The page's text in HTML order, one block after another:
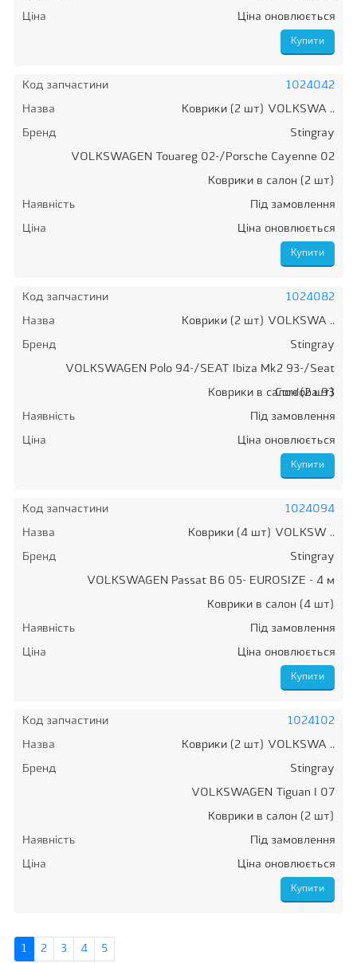
Ціна
Ціна оновлюється
Код запчастини
1024042
Назва
Коврики (2 шт) VOLKSWA ..
Бренд
Stingray
VOLKSWAGEN Touareg 02-/Porsche Cayenne 02
Коврики в салон (2 шт)
Наявність
Під замовлення
Ціна
Ціна оновлюється
Код запчастини
1024082
Назва
Коврики (2 шт) VOLKSWA ..
Бренд
Stingray
VOLKSWAGEN Polo 94-/SEAT Ibiza Mk2 93-/Seat
Cordoba 93
Коврики в салон (2 шт)
Наявність
Під замовлення
Ціна
Ціна оновлюється
Код запчастини
1024094
Назва
Коврики (4 шт) VOLKSW ..
Бренд
Stingray
VOLKSWAGEN Passat B6 05- EUROSIZE - 4 м
Коврики в салон (4 шт)
Наявність
Під замовлення
Ціна
Ціна оновлюється
Код запчастини
1024102
Назва
Коврики (2 шт) VOLKSWA ..
Бренд
Stingray
VOLKSWAGEN Tiguan I 07
Коврики в салон (2 шт)
Наявність
Під замовлення
Ціна
Ціна оновлюється
1 2 3 4 5